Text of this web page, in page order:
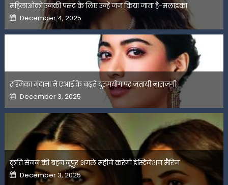
महिलाओंको उनकी पसंद के लिए उन्हें जज किया जाता है-मलाइका
Posted
on
December 4, 2025
रश्मिका मंदाना ने एआई के बढ़ते दुरुपयोग पर जतायी नाराजगी
Posted
on
December 3, 2025
कृति सेनन की बहन नूपुर अगले महीने करेंगी डेस्टिनेशन मैरिज
Posted
on
December 3, 2025